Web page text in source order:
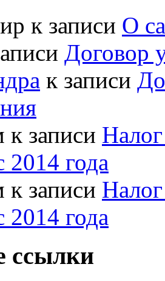
к записи О
Договор
к записи
записи
2014 года
записи
2014 года
ссылки